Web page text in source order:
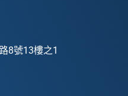
8號13樓之1